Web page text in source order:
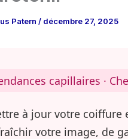
Patern / décembre 27, 2025
capillaires ·
à jour votre coiffure
votre image, de